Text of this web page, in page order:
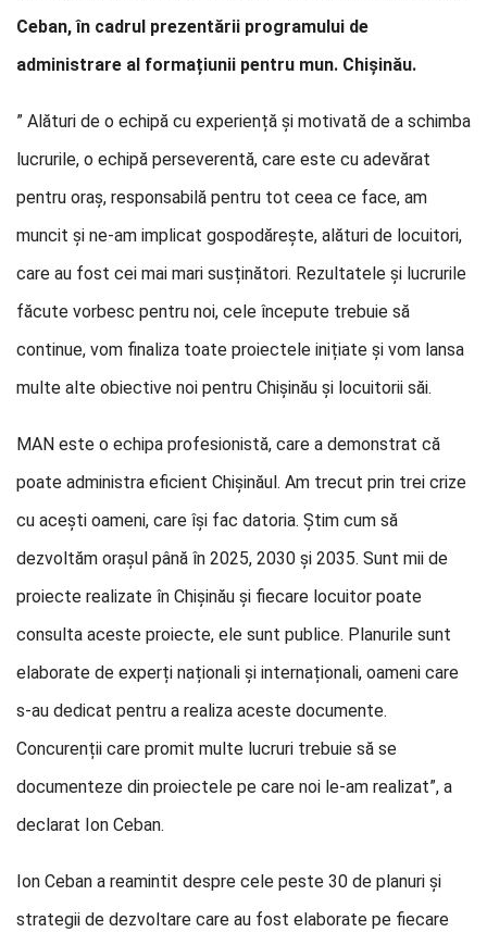
Ceban, în cadrul prezentării programului de
administrare al formațiunii pentru mun. Chișinău.
” Alături de o echipă cu experiență și motivată de a schimba
lucrurile, o echipă perseverentă, care este cu adevărat
pentru oraș, responsabilă pentru tot ceea ce face, am
muncit și ne-am implicat gospodărește, alături de locuitori,
care au fost cei mai mari susținători. Rezultatele și lucrurile
făcute vorbesc pentru noi, cele începute trebuie să
continue, vom finaliza toate proiectele inițiate și vom lansa
multe alte obiective noi pentru Chișinău și locuitorii săi.
MAN este o echipa profesionistă, care a demonstrat că
poate administra eficient Chișinăul. Am trecut prin trei crize
cu acești oameni, care își fac datoria. Știm cum să
dezvoltăm orașul până în 2025, 2030 și 2035. Sunt mii de
proiecte realizate în Chișinău și fiecare locuitor poate
consulta aceste proiecte, ele sunt publice. Planurile sunt
elaborate de experți naționali și internaționali, oameni care
s-au dedicat pentru a realiza aceste documente.
Concurenții care promit multe lucruri trebuie să se
documenteze din proiectele pe care noi le-am realizat”, a
declarat Ion Ceban.
Ion Ceban a reamintit despre cele peste 30 de planuri și
strategii de dezvoltare care au fost elaborate pe fiecare